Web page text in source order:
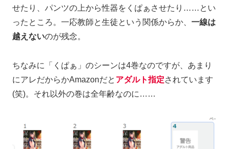
せたり、パンツの上から性器をくぱぁさせたり……とい
ったところ。一応教師と生徒という関係からか、 一線は
越えないのが残念。
ちなみに「くぱぁ」のシーンは4巻なのですが、あまり
にアレだからかAmazonだと アダルト指定されています
(笑)。それ以外の巻は全年齢なのに……